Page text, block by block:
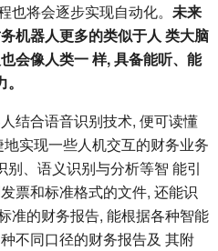
将会逐步实现自动化。 未来
机器人更多的类似于人 类大脑
会像人类一 样, 具备能听、能
结合语音识别技术, 便可读懂
实现一些人机交互的财务业务
、语义识别与分析等智 能引
票和标准格式的文件, 还能识
准的财务报告, 能根据各种智能
不同口径的财务报告及 其附